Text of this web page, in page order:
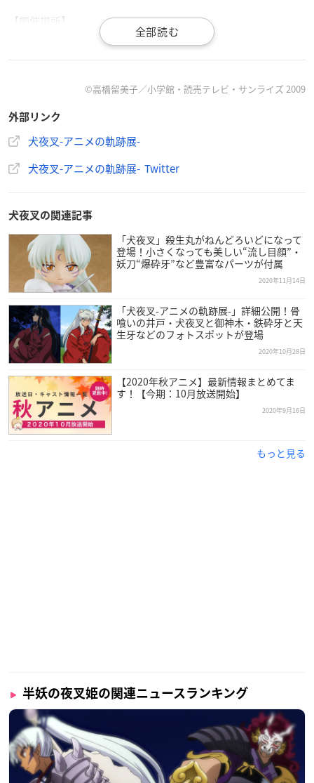
【開催場所】
名古屋パルコ 西館6F PARCO GALLERY
株式会社ムービック
【入場特典】
イラストシート：全5種（ランダムで会場入口にてお渡しいた
※最終日は18時閉場（17時30分最終入場）となります。
はございません。
※営業日時は新型コロナウィルス感染症拡大防止の観点から変
更となる場合がございます。
※新型コロナウィルスの感染拡大により、急遽変更・延期・中
止となる場合がございます。
運営状況については即時イベント公式HP及び公式Twitterでご
案内いたします。
チケット情報（名古屋会場）
【前売り券販売期間】
2020年12月19日(土)10:00～1月30日(土)17:59
限定グッズ付き入場券価格
【前売り券】
一般：2,500円 中高生：2,300円 小学生：2,100円
【当日券】
一般：2,800円 中高生：2,600円 小学生：2,400円
©高橋留美子／小学館・読売テレビ・サンライズ 2009
外部リンク
犬夜叉-アニメの軌跡展-
犬夜叉-アニメの軌跡展- Twitter
犬夜叉の関連記事
「犬夜叉」殺生丸がねんどろいどになって
登場！小さくなっても美しい“流し目顔”・
妖刀“爆砕牙”など豊富なパーツが付属
2020年11月14日
「犬夜叉-アニメの軌跡展-」詳細公開！骨
喰いの井戸・犬夜叉と御神木・鉄砕牙と天
生牙などのフォトスポットが登場
2020年10月28日
【2020年秋アニメ】最新情報まとめてま
す！【今期：10月放送開始】
2020年9月16日
もっと見る
半妖の夜叉姫の関連ニュースランキング